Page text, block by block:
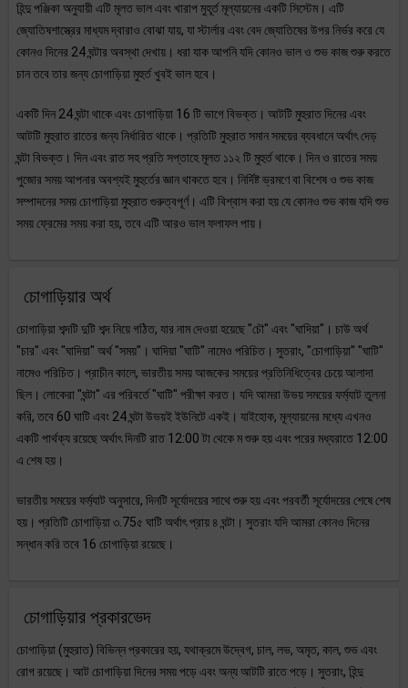
হিন্দু পঞ্জিকা অনুযায়ী এটি মূলত ভাল এবং খারাপ মুহূর্ত মূল্যায়নের একটি সিস্টেম। এটি
জ্যোতিষশাস্ত্রের মাধ্যম দ্বারাও বোঝা যায়, যা স্টার্লার এবং বেদ জ্যোতিষের উপর নির্ভর করে যে
কোনও দিনের 24 ঘন্টার অবস্থা দেখায়। ধরা যাক আপনি যদি কোনও ভাল ও শুভ কাজ শুরু করতে
চান তবে তার জন্য চোগাড়িয়া মুহুর্ত খুবই ভাল হবে।
একটি দিন 24 ঘন্টা থাকে এবং চোগাড়িয়া 16 টি ভাগে বিভক্ত। আটটি মুহুরাত দিনের এবং
আটটি মুহুরাত রাতের জন্য নির্ধারিত থাকে। প্রতিটি মুহুরাত সমান সময়ের ব্যবধানে অর্থাৎ দেড়
ঘন্টা বিভক্ত। দিন এবং রাত সহ প্রতি সপ্তাহে মূলত ১১২ টি মুহুর্ত থাকে। দিন ও রাতের সময়
পুজোর সময় আপনার অবশ্যই মুহুর্তের জ্ঞান থাকতে হবে। নির্দিষ্ট ভ্রমণে বা বিশেষ ও শুভ কাজ
সম্পাদনের সময় চোগাড়িয়া মুহুরাত গুরুত্বপূর্ণ। এটি বিশ্বাস করা হয় যে কোনও শুভ কাজ যদি শুভ
সময় ফ্রেমের সময় করা হয়, তবে এটি আরও ভাল ফলাফল পায়।
চোগাড়িয়ার অর্থ
চোগাড়িয়া শব্দটি দুটি শব্দ নিয়ে গঠিত, যার নাম দেওয়া হয়েছে "চৌ" এবং "ঘাদিয়া"। চাউ অর্থ
"চার" এবং "ঘাদিয়া" অর্থ "সময়"। ঘাদিয়া "ঘাটি" নামেও পরিচিত। সুতরাং, "চোগাড়িয়া" "ঘাটি"
নামেও পরিচিত। প্রাচীন কালে, ভারতীয় সময় আজকের সময়ের প্রতিনিধিত্বের চেয়ে আলাদা
ছিল। লোকেরা "ঘন্টা" এর পরিবর্তে "ঘাটি" পরীক্ষা করত। যদি আমরা উভয় সময়ের ফর্ম্যাট তুলনা
করি, তবে 60 ঘাটি এবং 24 ঘন্টা উভয়ই ইউনিটে একই। যাইহোক, মূল্যায়নের মধ্যে এখনও
একটি পার্থক্য রয়েছে অর্থাৎ দিনটি রাত 12:00 টা থেকে ম শুরু হয় এবং পরের মধ্যরাতে 12:00
এ শেষ হয়।
ভারতীয় সময়ের ফর্ম্যাট অনুসারে, দিনটি সূর্যোদয়ের সাথে শুরু হয় এবং পরবর্তী সূর্যোদয়ের শেষে শেষ
হয়। প্রতিটি চোগাড়িয়া ৩.75৫ ঘাটি অর্থাৎ প্রায় ৪ ঘন্টা। সুতরাং যদি আমরা কোনও দিনের
সন্ধান করি তবে 16 চোগাড়িয়া রয়েছে।
চোগাড়িয়ার প্রকারভেদ
চোগাড়িয়া (মুহুরাত) বিভিন্ন প্রকারের হয়, যথাক্রমে উদ্বেগ, চাল, লভ, অমৃত, কাল, শুভ এবং
রোগ রয়েছে। আট চোগাড়িয়া দিনের সময় পড়ে এবং অন্য আটটি রাতে পড়ে। সুতরাং, হিন্দু